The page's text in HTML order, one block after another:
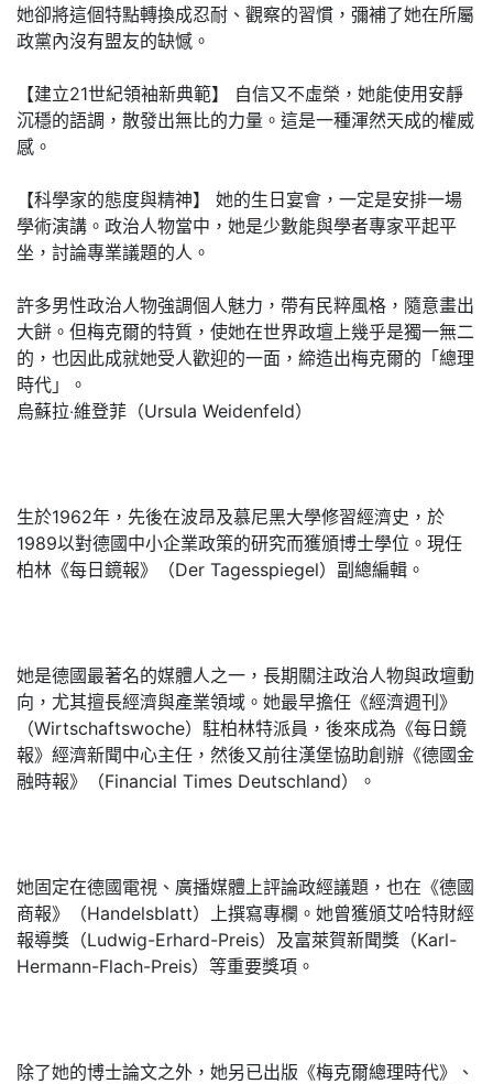
她卻將這個特點轉換成忍耐、觀察的習慣，彌補了她在所屬
政黨內沒有盟友的缺憾。
【建立21世紀領袖新典範】 自信又不虛榮，她能使用安靜
沉穩的語調，散發出無比的力量。這是一種渾然天成的權威
感。
【科學家的態度與精神】 她的生日宴會，一定是安排一場
學術演講。政治人物當中，她是少數能與學者專家平起平
坐，討論專業議題的人。
許多男性政治人物強調個人魅力，帶有民粹風格，隨意畫出
大餅。但梅克爾的特質，使她在世界政壇上幾乎是獨一無二
的，也因此成就她受人歡迎的一面，締造出梅克爾的「總理
時代」。
烏蘇拉‧維登菲（Ursula Weidenfeld）
生於1962年，先後在波昂及慕尼黑大學修習經濟史，於
1989以對德國中小企業政策的研究而獲頒博士學位。現任
柏林《每日鏡報》（Der Tagesspiegel）副總編輯。
她是德國最著名的媒體人之一，長期關注政治人物與政壇動
向，尤其擅長經濟與產業領域。她最早擔任《經濟週刊》
（Wirtschaftswoche）駐柏林特派員，後來成為《每日鏡
報》經濟新聞中心主任，然後又前往漢堡協助創辦《德國金
融時報》（Financial Times Deutschland）。
她固定在德國電視、廣播媒體上評論政經議題，也在《德國
商報》（Handelsblatt）上撰寫專欄。她曾獲頒艾哈特財經
報導獎（Ludwig-Erhard-Preis）及富萊賀新聞獎（Karl-
Hermann-Flach-Preis）等重要獎項。
除了她的博士論文之外，她另已出版《梅克爾總理時代》、